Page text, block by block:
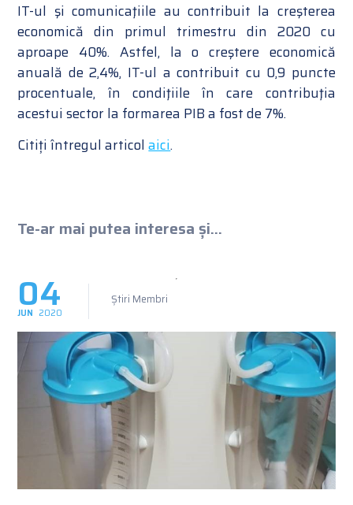
IT-ul şi comunicaţiile au contribuit la creşterea
economică din primul trimestru din 2020 cu
aproape 40%. Astfel, la o creştere economică
anuală de 2,4%, IT-ul a contribuit cu 0,9 puncte
procentuale, în condiţiile în care contribuţia
acestui sector la formarea PIB a fost de 7%.
Citiți întregul articolaici.
Te-ar mai putea interesa și...
04
JUN 2020
Știri Membri